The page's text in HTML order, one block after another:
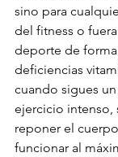
sino para
del fitness o
deporte de forma
deficiencias
cuando sigues
ejercicio intenso,
reponer el
funcionar al